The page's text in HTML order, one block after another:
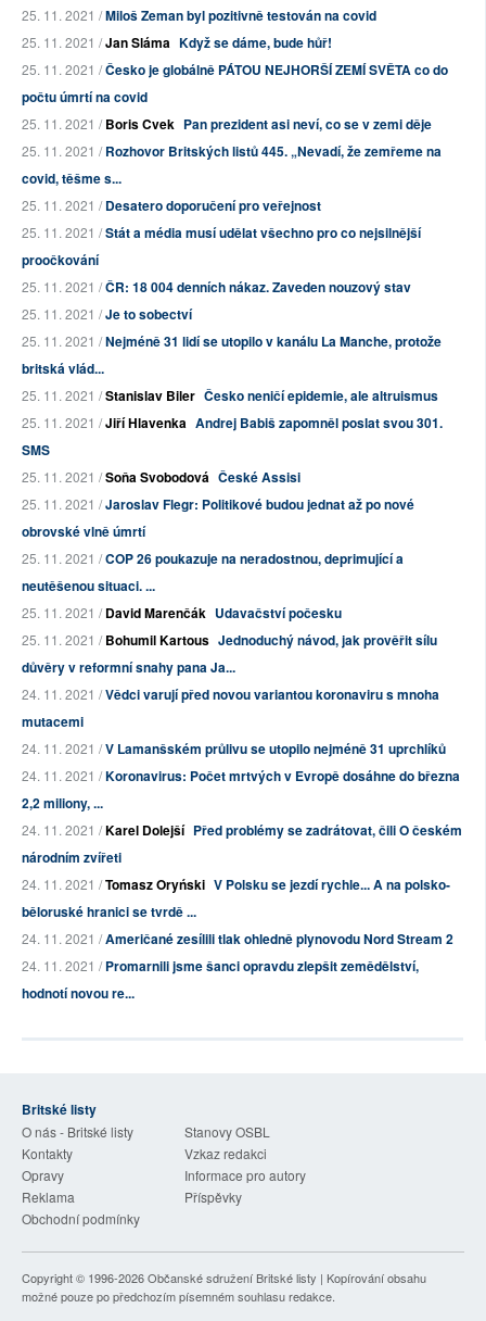
25. 11. 2021 /Miloš Zeman byl pozitivně testován na covid
25. 11. 2021 /Jan Sláma Když se dáme, bude hůř!
25. 11. 2021 /Česko je globálně PÁTOU NEJHORŠÍ ZEMÍ SVĚTA co do
počtu úmrtí na covid
25. 11. 2021 /Boris Cvek Pan prezident asi neví, co se v zemi děje
25. 11. 2021 /Rozhovor Britských listů 445. „Nevadí, že zemřeme na
covid, těšme s...
25. 11. 2021 /Desatero doporučení pro veřejnost
25. 11. 2021 /Stát a média musí udělat všechno pro co nejsilnější
proočkování
25. 11. 2021 /ČR: 18 004 denních nákaz. Zaveden nouzový stav
25. 11. 2021 /Je to sobectví
25. 11. 2021 /Nejméně 31 lidí se utopilo v kanálu La Manche, protože
britská vlád...
25. 11. 2021 /Stanislav Biler Česko neničí epidemie, ale altruismus
25. 11. 2021 /Jiří Hlavenka Andrej Babiš zapomněl poslat svou 301.
SMS
25. 11. 2021 /Soňa Svobodová České Assisi
25. 11. 2021 /Jaroslav Flegr: Politikové budou jednat až po nové
obrovské vlně úmrtí
25. 11. 2021 /COP 26 poukazuje na neradostnou, deprimující a
neutěšenou situaci. ...
25. 11. 2021 /David Marenčák Udavačství počesku
25. 11. 2021 /Bohumil Kartous Jednoduchý návod, jak prověřit sílu
důvěry v reformní snahy pana Ja...
24. 11. 2021 /Vědci varují před novou variantou koronaviru s mnoha
mutacemi
24. 11. 2021 /V Lamanšském průlivu se utopilo nejméně 31 uprchlíků
24. 11. 2021 /Koronavirus: Počet mrtvých v Evropě dosáhne do března
2,2 miliony, ...
24. 11. 2021 /Karel Dolejší Před problémy se zadrátovat, čili O českém
národním zvířeti
24. 11. 2021 /Tomasz Oryński V Polsku se jezdí rychle... A na polsko-
běloruské hranici se tvrdě ...
24. 11. 2021 /Američané zesílili tlak ohledně plynovodu Nord Stream 2
24. 11. 2021 /Promarnili jsme šanci opravdu zlepšit zemědělství,
hodnotí novou re...
Britské listy
O nás - Britské listy
Stanovy OSBL
Kontakty
Vzkaz redakci
Opravy
Informace pro autory
Reklama
Příspěvky
Obchodní podmínky
Copyright © 1996-2026Občanské sdružení Britské listy | Kopírování obsahu
možné pouze po předchozím písemném souhlasu redakce.